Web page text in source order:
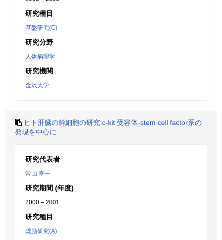
研究種目
基盤研究(C)
研究分野
人体病理学
研究機関
金沢大学
ヒト肝臓の幹細胞の研究:c-kit 受容体-stem cell factor系の
発現を中心に
研究代表者
常山 幸一
研究期間 (年度)
2000 – 2001
研究種目
奨励研究(A)